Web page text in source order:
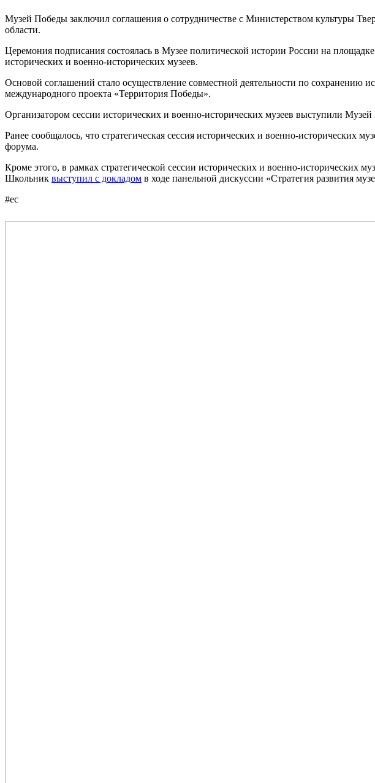
Музей Победы заключил соглашения о сотрудничестве с Министерством культуры
области.
Церемония подписания состоялась в Музее политической истории России на
исторических и военно-исторических музеев.
Основой соглашений стало осуществление совместной деятельности по сохранению
международного проекта «Территория Победы».
Организатором сессии исторических и военно-исторических музеев выступили
Ранее сообщалось, что стратегическая сессия исторических и военно-исторических
форума.
Кроме этого, в рамках стратегической сессии исторических и военно-исторических
Школьник выступил с докладом в ходе панельной дискуссии «Стратегия развития
#ес